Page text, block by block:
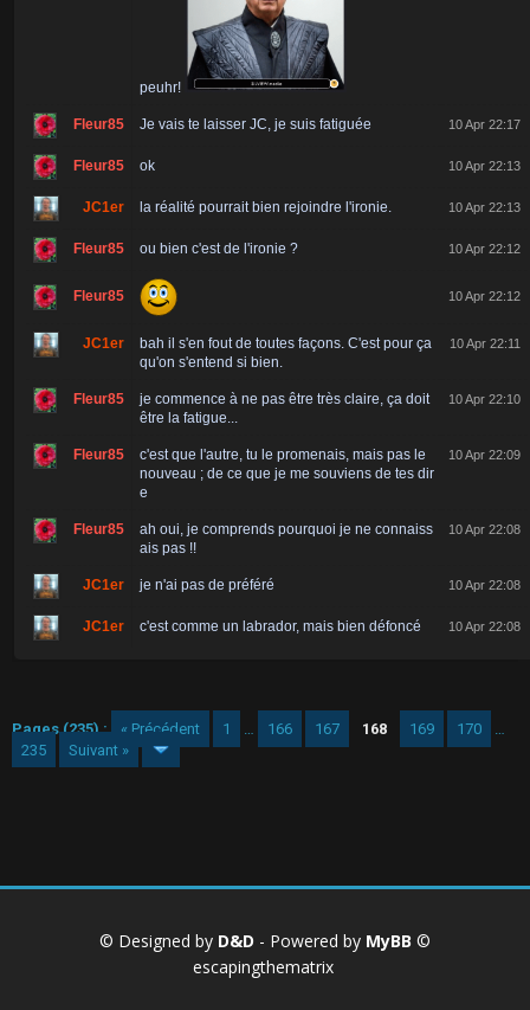
peuhr!
Fleur85 Je vais te laisser JC, je suis fatiguée 10 Apr 22:17
Fleur85 ok 10 Apr 22:13
JC1er la réalité pourrait bien rejoindre l'ironie. 10 Apr 22:13
Fleur85 ou bien c'est de l'ironie ? 10 Apr 22:12
Fleur85 10 Apr 22:12
JC1er
bah il s'en fout de toutes façons. C'est pour ça
qu'on s'entend si bien.
10 Apr 22:11
Fleur85
je commence à ne pas être très claire, ça doit
être la fatigue...
10 Apr 22:10
Fleur85
c'est que l'autre, tu le promenais, mais pas le
nouveau ; de ce que je me souviens de tes dir
e
10 Apr 22:09
Fleur85
ah oui, je comprends pourquoi je ne connaiss
ais pas !!
10 Apr 22:08
JC1er je n'ai pas de préféré 10 Apr 22:08
JC1er c'est comme un labrador, mais bien défoncé 10 Apr 22:08
Pages (235) : « Précédent 1 166 167 168 169 170
235
Suivant »
© Designed by D&D - Powered by MyBB ©
escapingthematrix